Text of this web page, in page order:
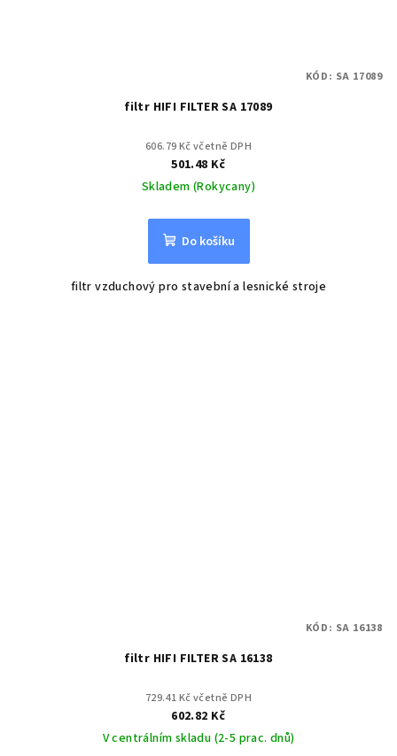
filtr HIFI FILTER SA 17089
606.79 Kč včetně DPH
501.48 Kč
Skladem (Rokycany)
Do košíku
filtr vzduchový pro stavební a lesnické stroje
KÓD: SA 17089
filtr HIFI FILTER SA 16138
729.41 Kč včetně DPH
602.82 Kč
V centrálním skladu (2-5 prac. dnů)
KÓD: SA 16138